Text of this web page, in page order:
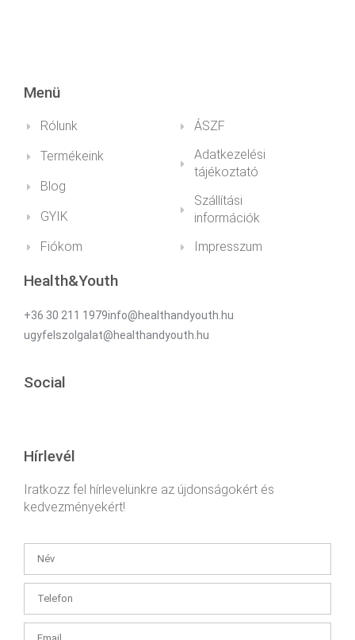
Menü
Rólunk
Termékeink
Blog
GYIK
Fiókom
ÁSZF
Adatkezelési
tájékoztató
Szállítási
információk
Impresszum
Health&Youth
+36 30 211 1979info@healthandyouth.hu
ugyfelszolgalat@healthandyouth.hu
Social
Hírlevél
Iratkozz fel hírlevelünkre az újdonságokért és
kedvezményekért!